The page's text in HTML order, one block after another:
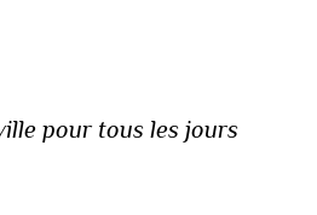
pour tous les jours